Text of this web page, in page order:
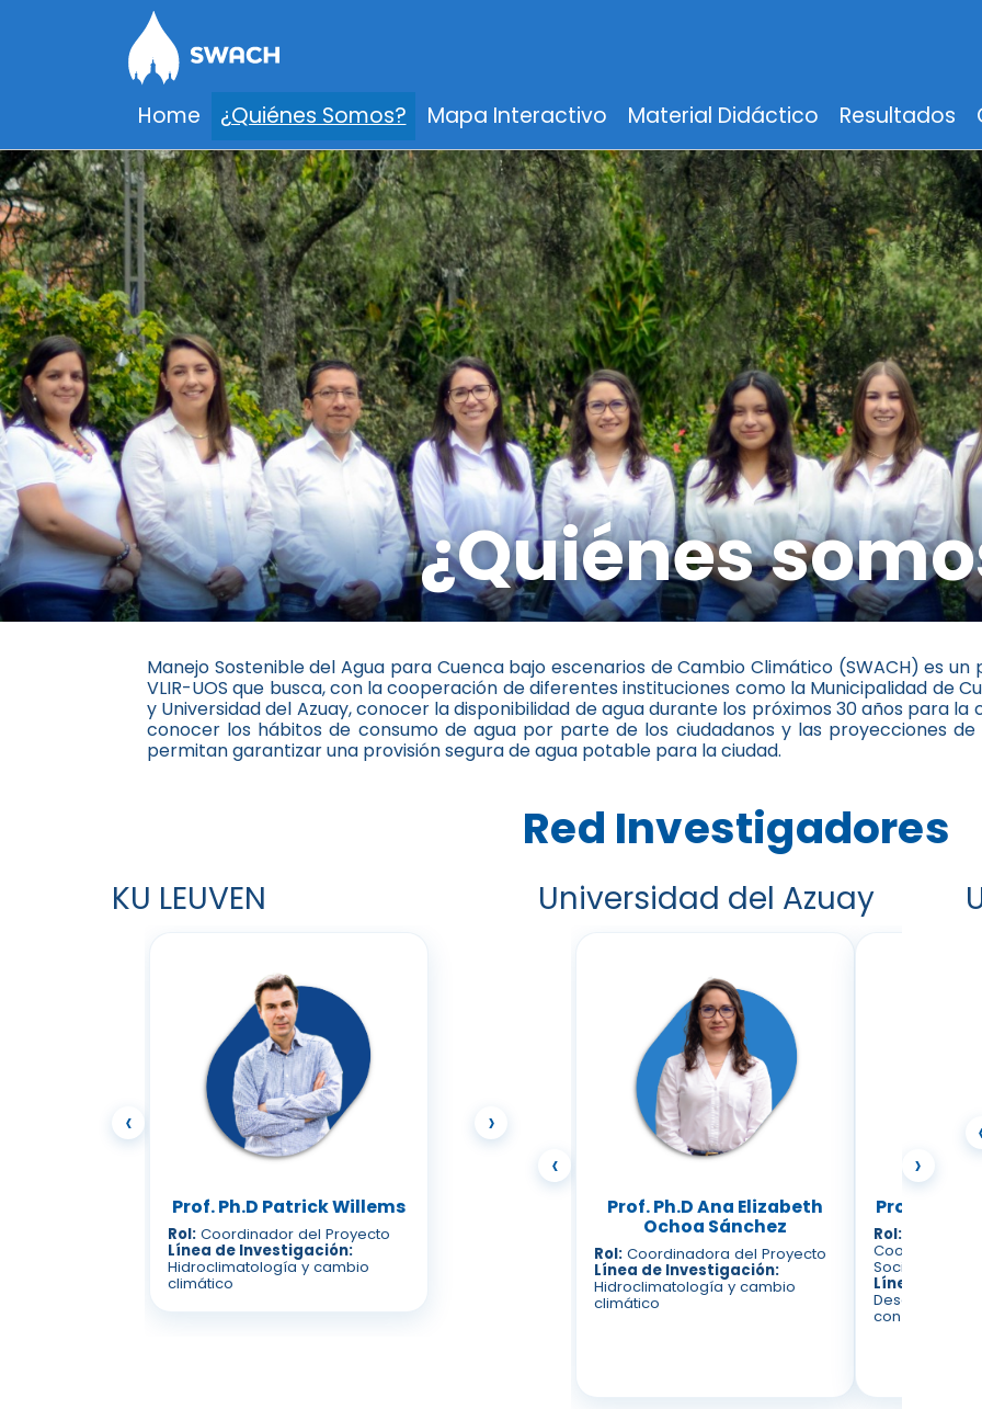
Home ¿Quiénes Somos? Mapa Interactivo Material Didáctico Resultados
¿Quiénes
Manejo Sostenible del Agua para Cuenca bajo escenarios de Cambio Climático (SWACH) es
VLIR-UOS que busca, con la cooperación de diferentes instituciones como la Municipalidad de
y Universidad del Azuay, conocer la disponibilidad de agua durante los próximos 30 años para la
conocer los hábitos de consumo de agua por parte de los ciudadanos y las proyecciones
permitan garantizar una provisión segura de agua potable para la ciudad.
Red Investigadores
KU LEUVEN
‹
Prof. Ph.D Patrick Willems
Rol: Coordinador del Proyecto
Línea de Investigación:
Hidroclimatología y cambio
climático
›
Universidad del Azuay
‹
Prof. Ph.D Ana Elizabeth
Ochoa Sánchez
Rol: Coordinadora del Proyecto
Línea de Investigación:
Hidroclimatología y cambio
climático
Prof. Ph.D
Rol:
Coordinadora
Social
Línea de
Desarrollo y
con enfoque
›